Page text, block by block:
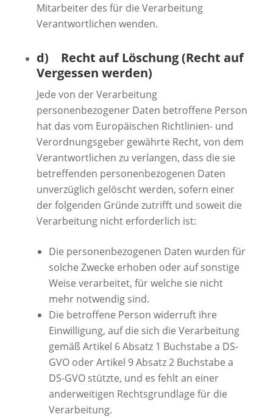
Mitarbeiter des für die Verarbeitung
Verantwortlichen wenden.
d) Recht auf Löschung (Recht auf
Vergessen werden)
Jede von der Verarbeitung
personenbezogener Daten betroffene Person
hat das vom Europäischen Richtlinien- und
Verordnungsgeber gewährte Recht, von dem
Verantwortlichen zu verlangen, dass die sie
betreffenden personenbezogenen Daten
unverzüglich gelöscht werden, sofern einer
der folgenden Gründe zutrifft und soweit die
Verarbeitung nicht erforderlich ist:
Die personenbezogenen Daten wurden für
solche Zwecke erhoben oder auf sonstige
Weise verarbeitet, für welche sie nicht
mehr notwendig sind.
Die betroffene Person widerruft ihre
Einwilligung, auf die sich die Verarbeitung
gemäß Artikel 6 Absatz 1 Buchstabe a DS-
GVO oder Artikel 9 Absatz 2 Buchstabe a
DS-GVO stützte, und es fehlt an einer
anderweitigen Rechtsgrundlage für die
Verarbeitung.